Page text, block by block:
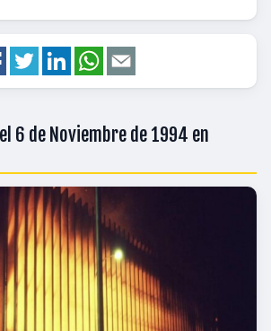
6 de Noviembre de 1994 en